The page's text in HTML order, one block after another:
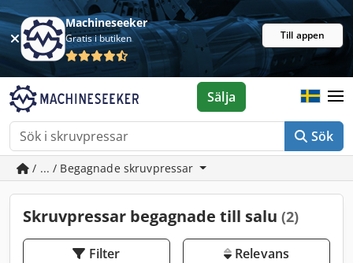
Machineseeker
Gratis i butiken Till appen
Sök
Sälja
/ ... / Begagnade skruvpressar
Skruvpressar begagnade till salu (2)
Filter Relevans